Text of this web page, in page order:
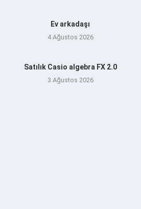
Ev arkadaşı
4 Ağustos 2026
Satılık Casio algebra FX 2.0
3 Ağustos 2026